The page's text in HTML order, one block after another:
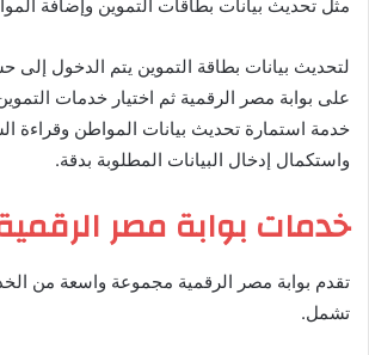
مثل تحديث بيانات بطاقات التموين وإضافة
لتحديث بيانات بطاقة التموين يتم الدخول
على بوابة مصر الرقمية ثم اختيار خدمات
خدمة استمارة تحديث بيانات المواطن وقراءة
واستكمال إدخال البيانات المطلوبة بدقة.
خدمات بوابة مصر
تقدم بوابة مصر الرقمية مجموعة واسعة من
تشمل.